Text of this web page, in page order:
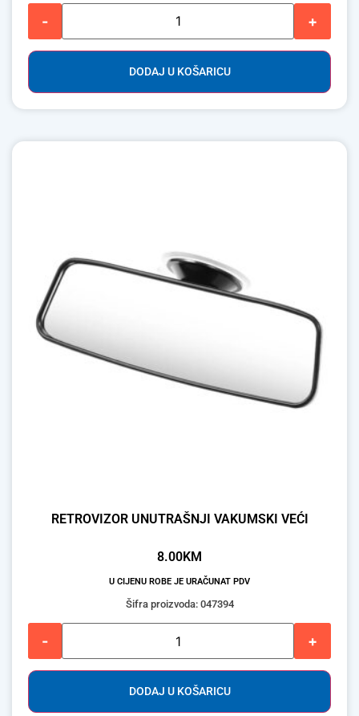
- +
DODAJ U KOŠARICU
RETROVIZOR UNUTRAŠNJI VAKUMSKI VEĆI
8.00KM
U CIJENU ROBE JE URAČUNAT PDV
Šifra proizvoda: 047394
- +
DODAJ U KOŠARICU